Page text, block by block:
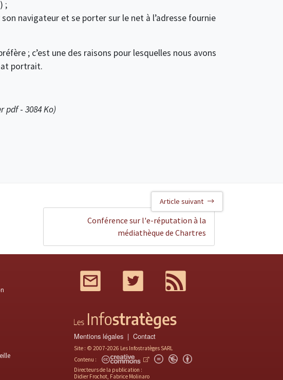
) ;
navigateur et se porter sur le net à l’adresse fournie
; c’est une des raisons pour lesquelles nous avons
portrait.
pdf- 3084 Ko)
Article suivant
Conférence sur l'e-réputation à la
médiathèque de Chartres
Twitter
Mentions légales Contact
Site : © 2007-2026 Les Infostratèges SARL
Contenu :
Directeurs de la publication :
Didier Frochot, Fabrice Molinaro